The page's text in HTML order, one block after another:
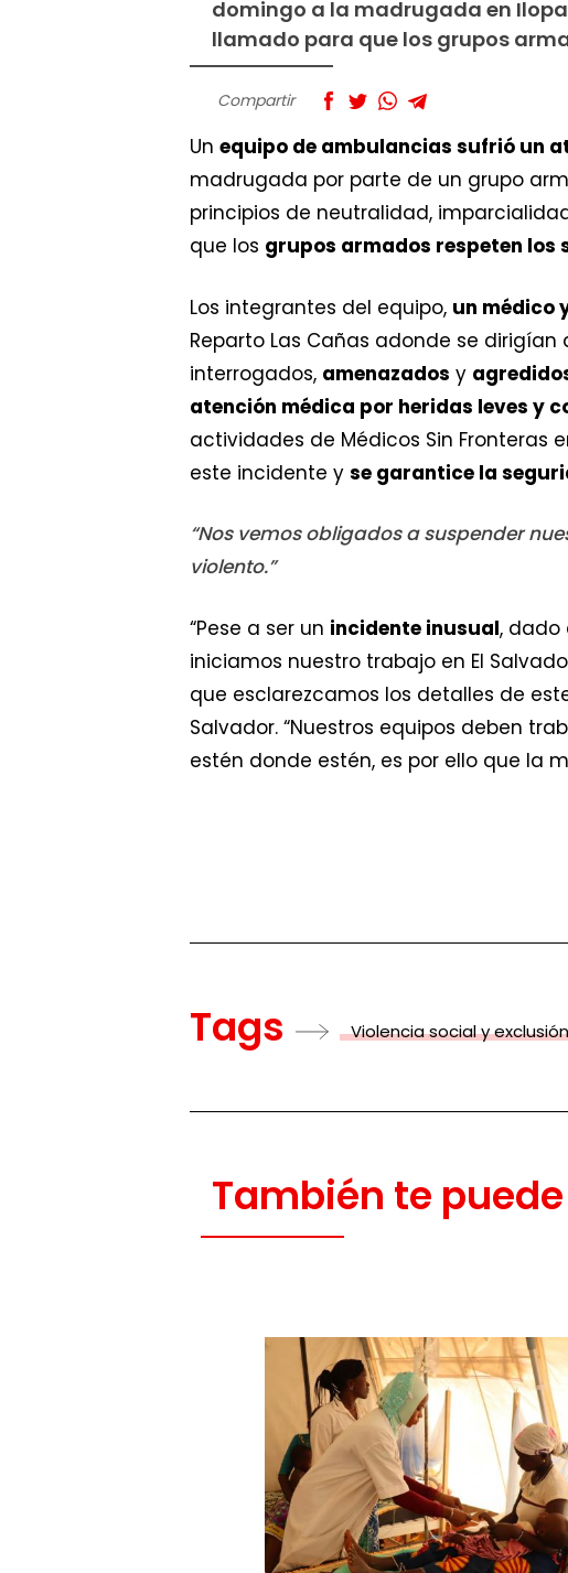
domingo a la madrugada en
llamado para que los grupos
Compartir
Un equipo de ambulancias sufrió un
madrugada por parte de un grupo
principios de neutralidad,
que los grupos armados respeten los
Los integrantes del equipo, un médico
Reparto Las Cañas adonde se dirigían
interrogados, amenazados y
atención médica por heridas leves y
actividades de Médicos Sin Fronteras
este incidente y se garantice la
“Nos vemos obligados a suspender
violento.”
“Pese a ser un incidente inusual, dado
iniciamos nuestro trabajo en El
que esclarezcamos los detalles de
Salvador. “Nuestros equipos deben
estén donde estén, es por ello que la
Tags Violencia social y
También te